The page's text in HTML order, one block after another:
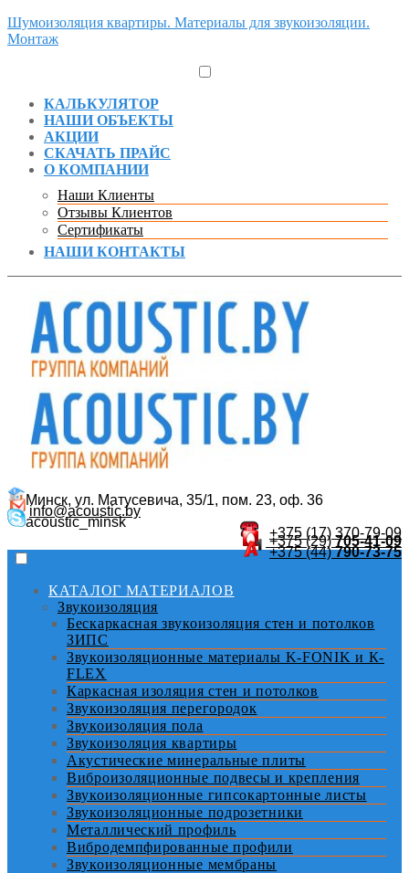
Шумоизоляция квартиры. Материалы для звукоизоляции.
Монтаж
КАЛЬКУЛЯТОР
НАШИ ОБЪЕКТЫ
АКЦИИ
СКАЧАТЬ ПРАЙС
О КОМПАНИИ
Наши Клиенты
Отзывы Клиентов
Сертификаты
НАШИ КОНТАКТЫ
Минск, ул. Матусевича, 35/1, пом. 23, оф. 36
info@acoustic.by
acoustic_minsk
+375 (17) 370-79-09
+375 (29)705-41-09
+375 (44)790-73-75
КАТАЛОГ МАТЕРИАЛОВ
Звукоизоляция
Бескаркасная звукоизоляция стен и потолков
ЗИПС
Звукоизоляционные материалы K-FONIK и К-
FLEX
Каркасная изоляция стен и потолков
Звукоизоляция перегородок
Звукоизоляция пола
Звукоизоляция квартиры
Акустические минеральные плиты
Виброизоляционные подвесы и крепления
Звукоизоляционные гипсокартонные листы
Звукоизоляционные подрозетники
Металлический профиль
Вибродемпфированные профили
Звукоизоляционные мембраны